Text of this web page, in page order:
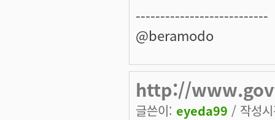
---------------------------
@beramodo
http://
글쓴이: eyeda99 / 작성